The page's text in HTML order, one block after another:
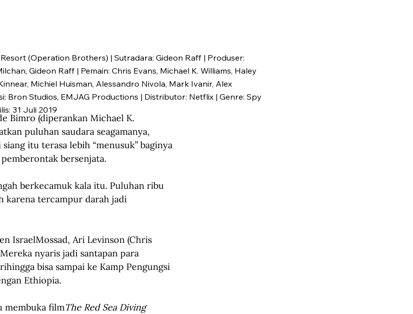
(Operation Brothers) | Sutradara: Gideon Raff | Produser:
Gideon Raff | Pemain: Chris Evans, Michael K. Williams, Haley
Michiel Huisman, Alessandro Nivola, Mark Ivanir, Alex
Bron Studios, EMJAG Productions | Distributor: Netflix | Genre: Spy
31 Juli 2019
Bimro (diperankan Michael K.
puluhan saudara seagamanya,
itu terasa lebih “menusuk” baginya
bersenjata.
berkecamuk kala itu. Puluhan ribu
karena tercampur darah jadi
IsraelMossad, Ari Levinson (Chris
nyaris jadi santapan para
bisa sampai ke Kamp Pengungsi
Ethiopia.
membuka filmThe Red Sea Diving